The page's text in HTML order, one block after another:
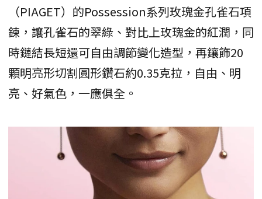
（PIAGET）的Possession系列玫瑰金孔雀石項
鍊，讓孔雀石的翠綠、對比上玫瑰金的紅潤，同
時鏈結長短還可自由調節變化造型，再鑲飾20
顆明亮形切割圓形鑽石約0.35克拉，自由、明
亮、好氣色，一應俱全。